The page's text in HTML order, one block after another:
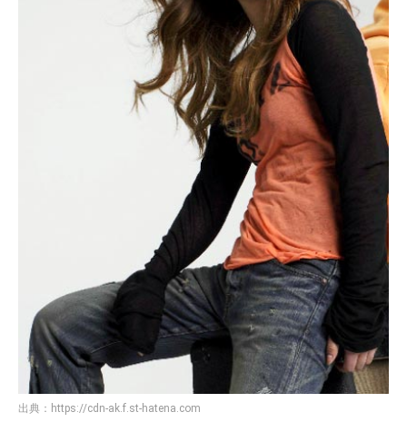
出典： https://cdn-ak.f.st-hatena.com